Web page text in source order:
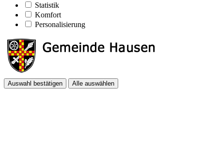
Statistik
Komfort
Personalisierung
Auswahl bestätigen Alle auswählen